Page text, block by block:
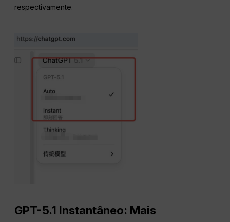
respectivamente.
GPT-5.1 Instantâneo: Mais